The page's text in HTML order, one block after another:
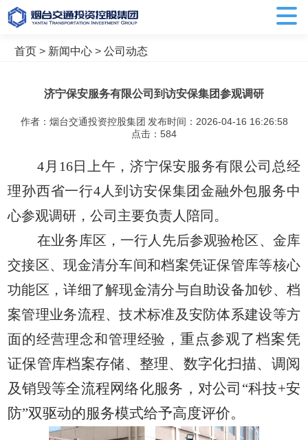
首页> 新闻中心> 公司动态
济宁保安服务有限公司到访安保集团参观调研
作者：烟台交通投资控股集团 发布时间：2026-04-16 16:26:58
点击： 584
4月16日上午，济宁保安服务有限公司总经
理孙西省一行4人到访安保集团金融外包服务中
心参观调研，公司主要负责人陪同。
在业务库区，一行人先后参观验枪区、金库
交接区、现金清分车间和档案凭证保管库等核心
功能区，详细了解现金清分与自助设备加钞、档
案管理业务流程、技术标准及安防体系建设等方
面的经营理念和管理经验，重点参观了档案凭
证保管库档案存储、整理、数字化扫描、调阅
及销毁等全流程网络化服务，对公司“科技+安
防”双驱动的服务模式给予高度评价。